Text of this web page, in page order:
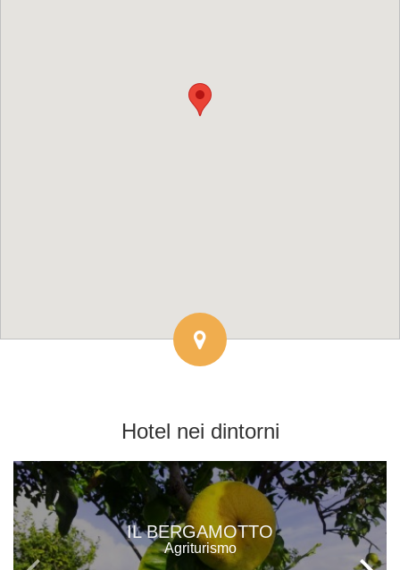
Hotel nei dintorni
IL BERGAMOTTO
Agriturismo